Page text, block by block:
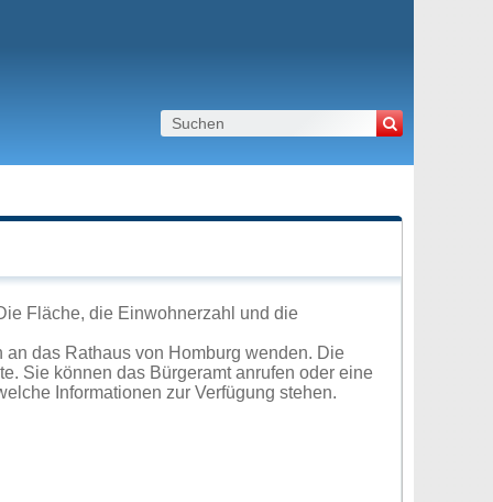
Fläche, die Einwohnerzahl und die
das Rathaus von Homburg wenden. Die
Sie können das Bürgeramt anrufen oder eine
Informationen zur Verfügung stehen.